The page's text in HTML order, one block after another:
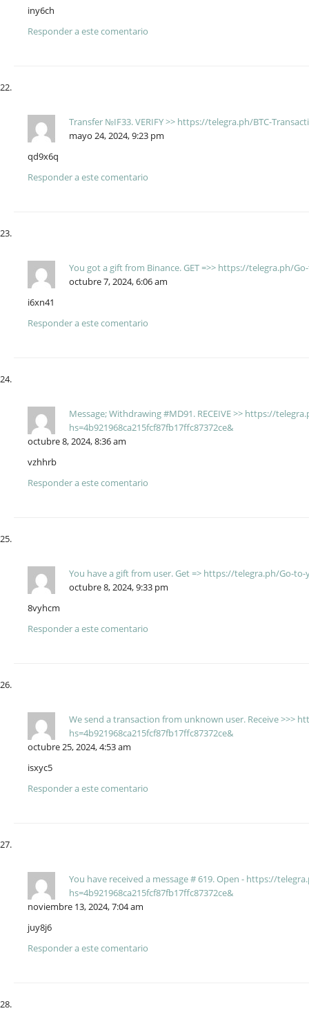
iny6ch
Responder a este comentario
Тrаnsfеr №IF33. VЕRIFY >> https://telegra.ph/BTC-
mayo 24, 2024, 9:23 pm
qd9x6q
Responder a este comentario
You got a gift from Binance. GЕТ =>> https://telegra.ph/
octubre 7, 2024, 6:06 am
i6xn41
Responder a este comentario
Message; Withdrawing #MD91. RECEIVE >> https://
hs=4b921968ca215fcf87fb17ffc87372ce&
octubre 8, 2024, 8:36 am
vzhhrb
Responder a este comentario
You have a gift from user. Get => https://telegra.ph/Go-
octubre 8, 2024, 9:33 pm
8vyhcm
Responder a este comentario
We send a transaction from unknown user. Receive >>>
hs=4b921968ca215fcf87fb17ffc87372ce&
octubre 25, 2024, 4:53 am
isxyc5
Responder a este comentario
You have received a message # 619. Open - https://
hs=4b921968ca215fcf87fb17ffc87372ce&
noviembre 13, 2024, 7:04 am
juy8j6
Responder a este comentario